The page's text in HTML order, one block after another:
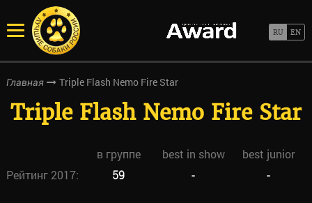
Главная Triple Flash Nemo Fire Star
Triple Flash Nemo Fire Star
в группе best in show
best junior
Рейтинг 2017:
59 - -